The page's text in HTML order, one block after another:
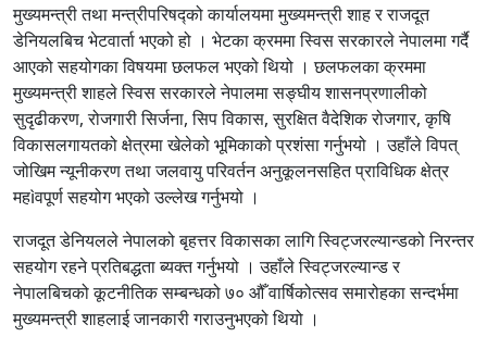
मुख्यमन्त्री तथा मन्त्रीपरिषद्को कार्यालयमा मुख्यमन्त्री शाह र राजदूत
डेनियलबिच भेटवार्ता भएको हो । भेटका क्रममा स्विस सरकारले नेपालमा गर्दै
आएको सहयोगका विषयमा छलफल भएको थियो । छलफलका क्रममा
मुख्यमन्त्री शाहले स्विस सरकारले नेपालमा सङ्घीय शासनप्रणालीको
सुदृढीकरण, रोजगारी सिर्जना, सिप विकास, सुरक्षित वैदेशिक रोजगार, कृषि
विकासलगायतको क्षेत्रमा खेलेको भूमिकाको प्रशंसा गर्नुभयो । उहाँले विपत्
जोखिम न्यूनीकरण तथा जलवायु परिवर्तन अनुकूलनसहित प्राविधिक क्षेत्र
महìवपूर्ण सहयोग भएको उल्लेख गर्नुभयो ।
राजदूत डेनियलले नेपालको बृहत्तर विकासका लागि स्विट्जरल्यान्डको निरन्तर
सहयोग रहने प्रतिबद्धता ब्यक्त गर्नुभयो । उहाँले स्विट्जरल्यान्ड र
नेपालबिचको कूटनीतिक सम्बन्धको ७० औँ वार्षिकोत्सव समारोहका सन्दर्भमा
मुख्यमन्त्री शाहलाई जानकारी गराउनुभएको थियो ।